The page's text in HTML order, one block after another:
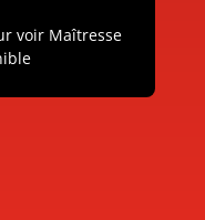
voir Maîtresse